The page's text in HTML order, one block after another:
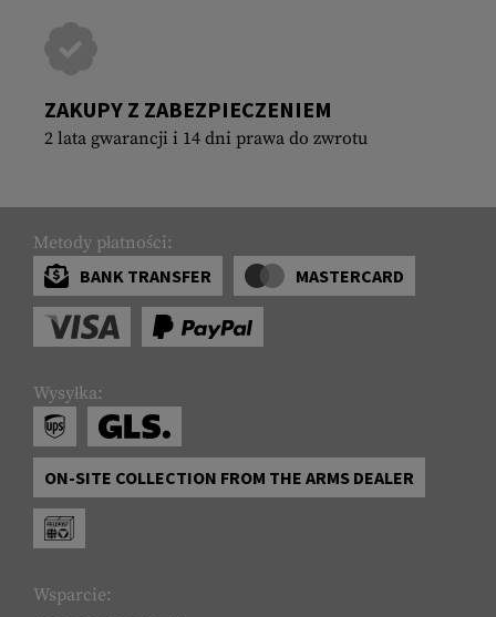
ZAKUPY Z ZABEZPIECZENIEM
2 lata gwarancji i 14 dni prawa do zwrotu
Metody płatności:
BANK TRANSFER
MASTERCARD
Wysyłka:
ON-SITE COLLECTION FROM THE ARMS DEALER
Wsparcie: